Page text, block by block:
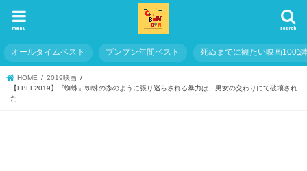
search
menu
オールタイムベスト ブンブン年間ベスト 死ぬまでに観たい映画1001
HOME
2019映画
【LBFF2019】『蜘蛛』蜘蛛の糸のように張り巡らされる暴力は、男女の交わりにて破壊され
た